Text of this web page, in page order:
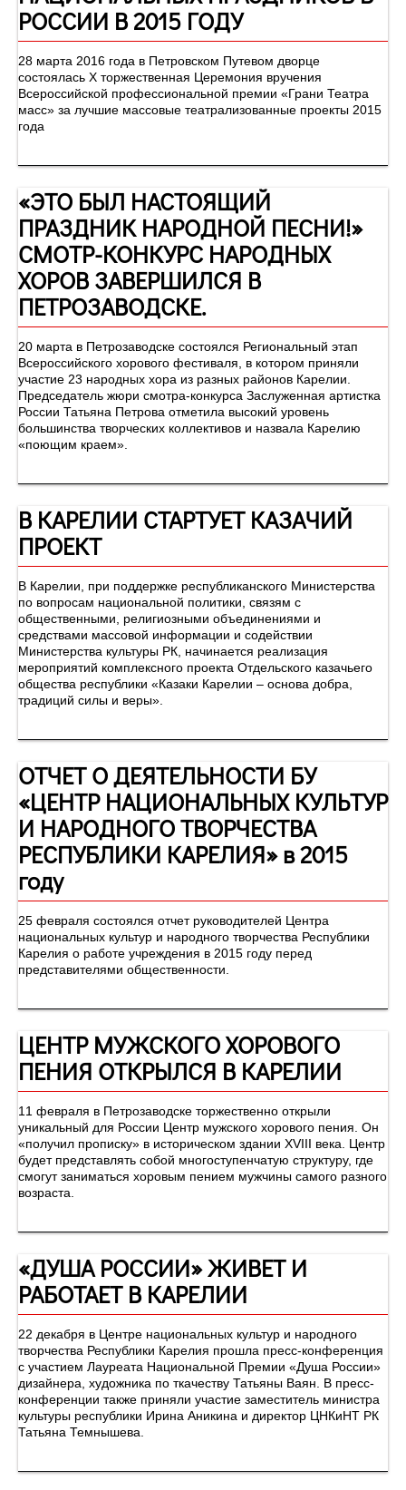
РОССИИ В 2015 ГОДУ
28 марта 2016 года в Петровском Путевом дворце
состоялась Х торжественная Церемония вручения
Всероссийской профессиональной премии «Грани Театра
масс» за лучшие массовые театрализованные проекты 2015
года
«ЭТО БЫЛ НАСТОЯЩИЙ
ПРАЗДНИК НАРОДНОЙ ПЕСНИ!»
СМОТР-КОНКУРС НАРОДНЫХ
ХОРОВ ЗАВЕРШИЛСЯ В
ПЕТРОЗАВОДСКЕ.
20 марта в Петрозаводске состоялся Региональный этап
Всероссийского хорового фестиваля, в котором приняли
участие 23 народных хора из разных районов Карелии.
Председатель жюри смотра-конкурса Заслуженная артистка
России Татьяна Петрова отметила высокий уровень
большинства творческих коллективов и назвала Карелию
«поющим краем».
В КАРЕЛИИ СТАРТУЕТ КАЗАЧИЙ
ПРОЕКТ
В Карелии, при поддержке республиканского Министерства
по вопросам национальной политики, связям с
общественными, религиозными объединениями и
средствами массовой информации и содействии
Министерства культуры РК, начинается реализация
мероприятий комплексного проекта Отдельского казачьего
общества республики «Казаки Карелии – основа добра,
традиций силы и веры».
ОТЧЕТ О ДЕЯТЕЛЬНОСТИ БУ
«ЦЕНТР НАЦИОНАЛЬНЫХ КУЛЬТУР
И НАРОДНОГО ТВОРЧЕСТВА
РЕСПУБЛИКИ КАРЕЛИЯ» в 2015
году
25 февраля состоялся отчет руководителей Центра
национальных культур и народного творчества Республики
Карелия о работе учреждения в 2015 году перед
представителями общественности.
ЦЕНТР МУЖСКОГО ХОРОВОГО
ПЕНИЯ ОТКРЫЛСЯ В КАРЕЛИИ
11 февраля в Петрозаводске торжественно открыли
уникальный для России Центр мужского хорового пения. Он
«получил прописку» в историческом здании XVIII века. Центр
будет представлять собой многоступенчатую структуру, где
смогут заниматься хоровым пением мужчины самого разного
возраста.
«ДУША РОССИИ» ЖИВЕТ И
РАБОТАЕТ В КАРЕЛИИ
22 декабря в Центре национальных культур и народного
творчества Республики Карелия прошла пресс-конференция
с участием Лауреата Национальной Премии «Душа России»
дизайнера, художника по ткачеству Татьяны Ваян. В пресс-
конференции также приняли участие заместитель министра
культуры республики Ирина Аникина и директор ЦНКиНТ РК
Татьяна Темнышева.